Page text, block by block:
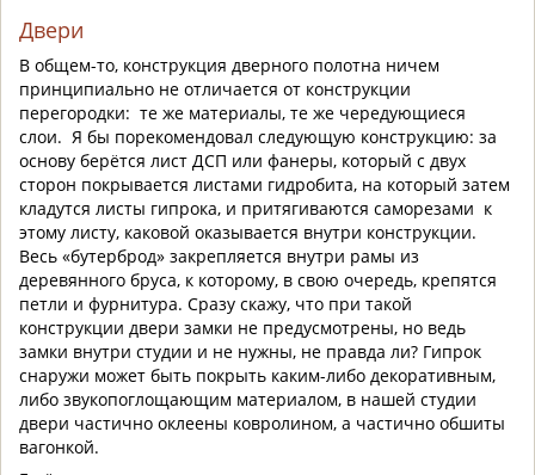
Двери
В общем-то, конструкция дверного полотна ничем
принципиально не отличается от конструкции
перегородки: те же материалы, те же чередующиеся
слои. Я бы порекомендовал следующую конструкцию: за
основу берётся лист ДСП или фанеры, который с двух
сторон покрывается листами гидробита, на который затем
кладутся листы гипрока, и притягиваются саморезами к
этому листу, каковой оказывается внутри конструкции.
Весь «бутерброд» закрепляется внутри рамы из
деревянного бруса, к которому, в свою очередь, крепятся
петли и фурнитура. Сразу скажу, что при такой
конструкции двери замки не предусмотрены, но ведь
замки внутри студии и не нужны, не правда ли? Гипрок
снаружи может быть покрыть каким-либо декоративным,
либо звукопоглощающим материалом, в нашей студии
двери частично оклеены ковролином, а частично обшиты
вагонкой.